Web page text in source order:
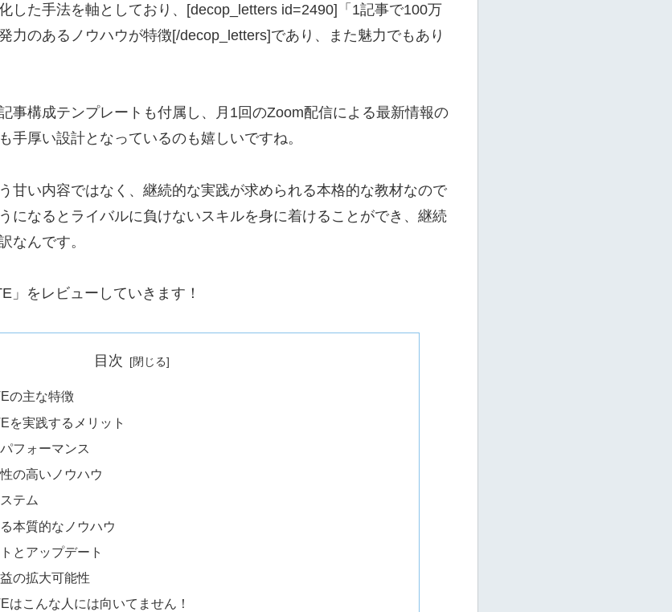
した手法を軸としており、[decop_letters id=2490]「1記事で100万
力のあるノウハウが特徴[/decop_letters]であり、また魅力でもあり
事構成テンプレートも付属し、月1回のZoom配信による最新情報の
手厚い設計となっているのも嬉しいですね。
甘い内容ではなく、継続的な実践が求められる本格的な教材なので
になるとライバルに負けないスキルを身に着けることができ、継続
なんです。
」をレビューしていきます！
目次
の主な特徴
を実践するメリット
フォーマンス
の高いノウハウ
テム
本質的なノウハウ
とアップデート
の拡大可能性
はこんな人には向いてません！